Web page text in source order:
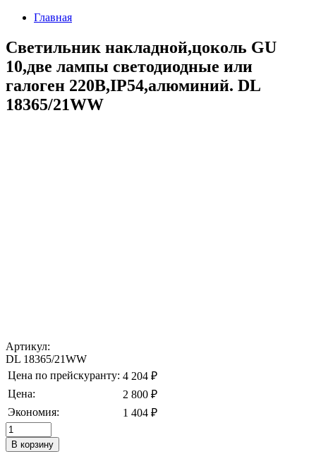
Главная
Светильник накладной,цоколь GU
10,две лампы светодиодные или
галоген 220В,IP54,алюминий. DL
18365/21WW
Артикул:
DL 18365/21WW
Цена по прейскуранту: 4 204 ₽
Цена:
2 800 ₽
Экономия:
1 404 ₽